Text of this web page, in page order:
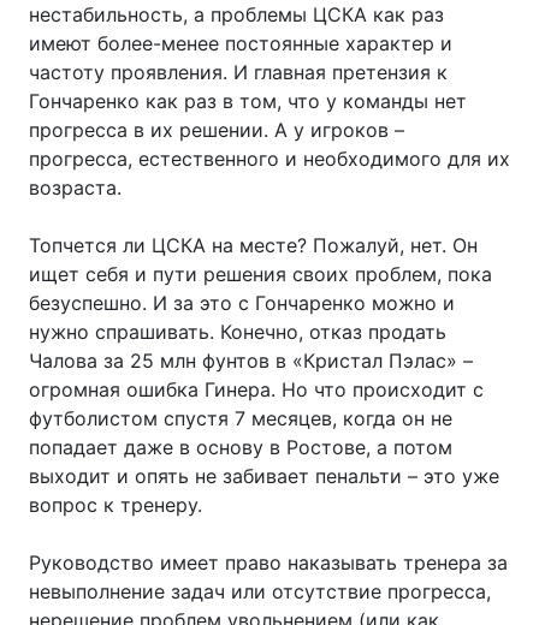
нестабильность, а проблемы ЦСКА как раз
имеют более-менее постоянные характер и
частоту проявления. И главная претензия к
Гончаренко как раз в том, что у команды нет
прогресса в их решении. А у игроков –
прогресса, естественного и необходимого для их
возраста.
Топчется ли ЦСКА на месте? Пожалуй, нет. Он
ищет себя и пути решения своих проблем, пока
безуспешно. И за это с Гончаренко можно и
нужно спрашивать. Конечно, отказ продать
Чалова за 25 млн фунтов в «Кристал Пэлас» –
огромная ошибка Гинера. Но что происходит с
футболистом спустя 7 месяцев, когда он не
попадает даже в основу в Ростове, а потом
выходит и опять не забивает пенальти – это уже
вопрос к тренеру.
Руководство имеет право наказывать тренера за
невыполнение задач или отсутствие прогресса,
нерешение проблем увольнением (или как